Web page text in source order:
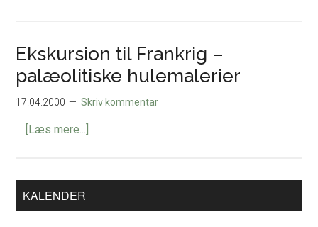
Ekskursion til Frankrig –
palæolitiske hulemalerier
17.04.2000 Skriv kommentar
… [Læs mere...]
Frankrig
Primær
Sidebar
KALENDER